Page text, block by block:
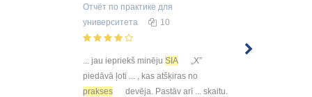
Отчёт по практике для
университета
10
... jau iepriekš minēju SIA
„X”
piedāvā ļoti ... , kas atšķiras no
prakses
devēja. Pastāv arī ... skaitu.